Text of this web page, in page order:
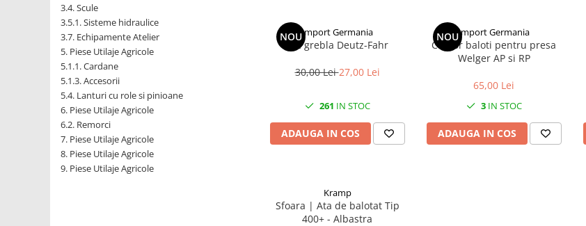
1.7.4. Piese si accesorii frana
1.7.5. O-ring frana
1.8. Transmisie
1.8.1. Prize de putere
1.8.2. Cutii viteze
1.8.3. Ambreiaje
3.4. Scule
3.5.1. Sisteme hidraulice
3.7. Echipamente Atelier
5. Piese Utilaje Agricole
5.1.1. Cardane
5.1.3. Accesorii
5.4. Lanturi cu role si pinioane
6. Piese Utilaje Agricole
6.2. Remorci
7. Piese Utilaje Agricole
8. Piese Utilaje Agricole
9. Piese Utilaje Agricole
NOUImport Germania
Arc grebla Deutz-Fahr
30,00 Lei27,00 Lei
261 IN STOC
ADAUGA IN COS
NOUImport Germania
Contor baloti pentru presa
Welger AP si RP
65,00 Lei
3IN STOC
ADAUGA IN COS
Kramp
Sfoara | Ata de balotat Tip
400+ - Albastra